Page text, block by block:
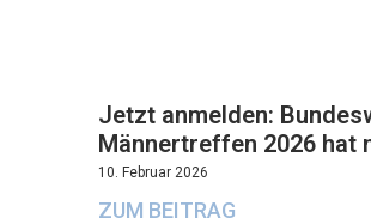
Jetzt anmelden:
Männertreffen 2026 hat
10. Februar 2026
ZUM BEITRAG